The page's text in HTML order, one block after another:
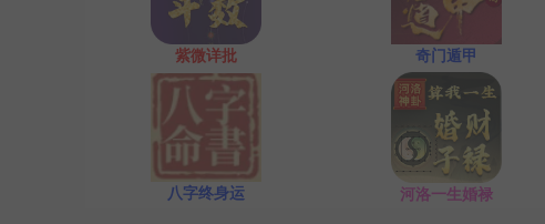
紫微详批 奇门遁甲
八字终身运 河洛一生婚禄